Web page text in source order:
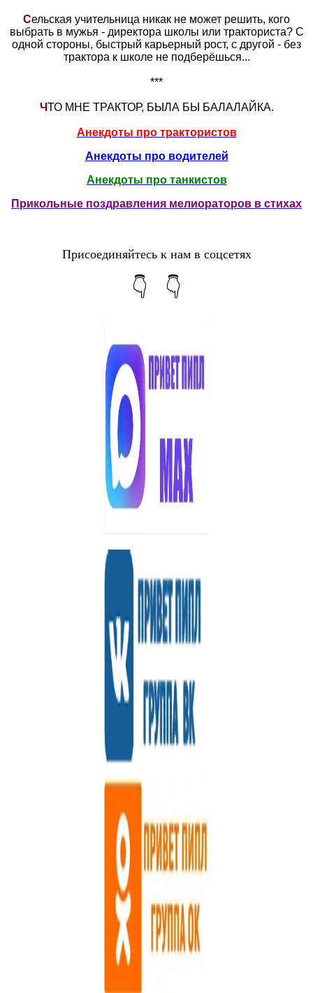
Сельская учительница никак не может решить, кого
выбрать в мужья - директора школы или тракториста? С
одной стороны, быстрый карьерный рост, с другой - без
трактора к школе не подберёшься...
***
ЧТО МНЕ ТРАКТОР, БЫЛА БЫ БАЛАЛАЙКА.
Анекдоты про трактористов
Анекдоты про водителей
Анекдоты про танкистов
Прикольные поздравления мелиораторов в стихах
Присоединяйтесь к нам в соцсетях
👇 👇